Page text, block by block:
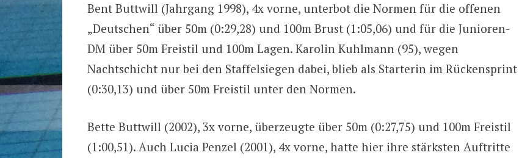
Bent Buttwill (Jahrgang 1998), 4x vorne, unterbot die Normen für die offenen
„Deutschen“ über 50m (0:29,28) und 100m Brust (1:05,06) und für die Junioren-
DM über 50m Freistil und 100m Lagen. Karolin Kuhlmann (95), wegen
Nachtschicht nur bei den Staffelsiegen dabei, blieb als Starterin im Rückensprint
(0:30,13) und über 50m Freistil unter den Normen.
Bette Buttwill (2002), 3x vorne, überzeugte über 50m (0:27,75) und 100m Freistil
(1:00,51). Auch Lucia Penzel (2001), 4x vorne, hatte hier ihre stärksten Auftritte